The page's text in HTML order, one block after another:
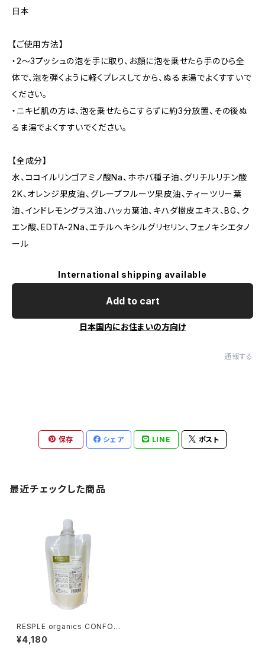
日本
【ご使用方法】
・2～3プッシュの泡を手に取り、お顔に泡を乗せたら手のひら全
体で、泡を弾くように軽くプレスしてから、ぬるま湯でよくすすいで
ください。
・ニキビ肌の方は、泡を乗せたらこすらずに約3分放置、その後ぬ
るま湯でよくすすいでください。
【全成分】
水、ココイルリンゴアミノ酸Na、ホホバ種子油、グリチルリチン酸
2K、オレンジ果皮油、グレープフルーツ果皮油、ティーツリー葉
油、インドレモングラス油、ハッカ葉油、キハダ樹皮エキス、BG、ク
エン酸、EDTA-2Na、エチルヘキシルグリセリン、フェノキシエタノ
ール
International shipping available
Add to cart
日本国内にお住まいの方向け
通報する
保存 シェア LINE ポスト
最近チェックした商品
RESPLE organics CONFOR
T FORM 詰替え 200ml
¥4,180